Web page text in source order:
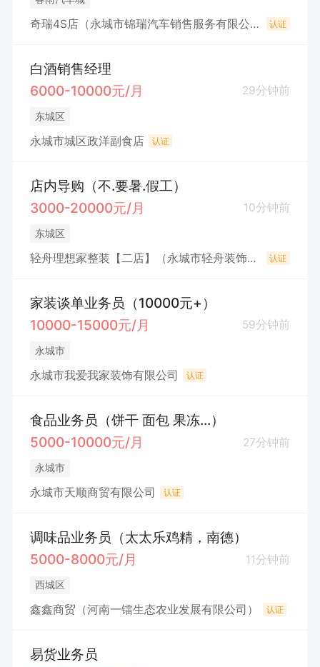
奇瑞4S店（永城市锦瑞汽车销售服务有限公司） 认证
白酒销售经理
6000-10000元/月
29分钟前
东城区
永城市城区政洋副食店 认证
店内导购（不.要暑.假工）
3000-20000元/月
10分钟前
东城区
轻舟理想家整装【二店】（永城市轻舟装饰设计有限公司） 认证
家装谈单业务员（10000元+）
10000-15000元/月
59分钟前
永城市
永城市我爱我家装饰有限公司 认证
食品业务员（饼干 面包 果冻...）
5000-10000元/月
27分钟前
永城市
永城市天顺商贸有限公司 认证
调味品业务员（太太乐鸡精，南德）
5000-8000元/月
11分钟前
西城区
鑫鑫商贸（河南一镭生态农业发展有限公司） 认证
易货业务员